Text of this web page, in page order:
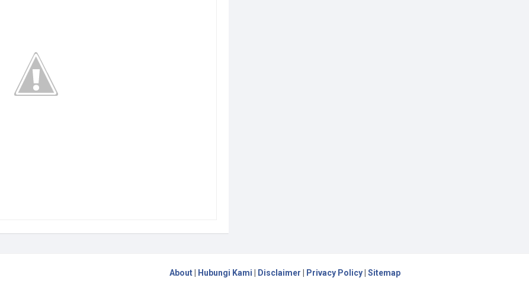
About Hubungi Kami Disclaimer Privacy Policy Sitemap